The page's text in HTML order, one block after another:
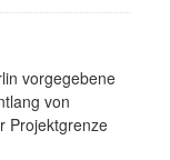
vorgegebene
von
Projektgrenze